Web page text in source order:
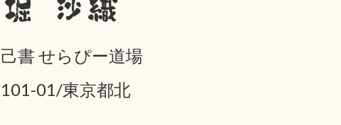
堀 沙織
己書 せらぴー道場
101-01/東京都北